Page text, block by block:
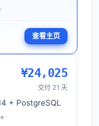
查看主页
¥24,025
交付 21 天
+ PostgreSQL